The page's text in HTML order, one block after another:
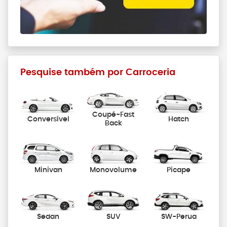
Pesquise também por Carroceria
Conversível
Coupé-Fast
Back
Hatch
Minivan Monovolume Picape
Sedan SUV SW-Perua